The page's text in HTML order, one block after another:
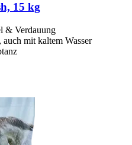
15 kg
& Verdauung
mit kaltem Wasser